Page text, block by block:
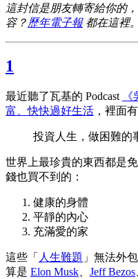
這封信是朋友轉寄給你的
容？ 歷年電子報都在這裡。
1
最近聽了瓦基的 Podcast
富、快快過好生活 ，裡面
投資人生，做困難的
世界上最珍貴的東西都是
錢也買不到的：
健康的身體
平靜的內心
充滿愛的家
這些「 人生難題 」無法外
算是 Elon Musk Jeff Bezos